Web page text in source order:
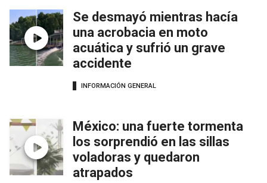
Se desmayó mientras hacía
una acrobacia en moto
acuática y sufrió un grave
accidente
INFORMACIÓN GENERAL
México: una fuerte tormenta
los sorprendió en las sillas
voladoras y quedaron
atrapados